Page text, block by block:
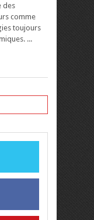
des
comme
toujours
...